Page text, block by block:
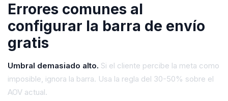
Errores comunes al
configurar la barra de envío
gratis
Umbral demasiado alto. Si el cliente percibe la meta como
imposible, ignora la barra. Usa la regla del 30-50% sobre el
AOV actual.